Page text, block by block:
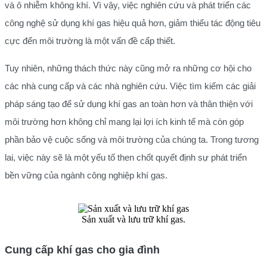
và ô nhiễm không khí. Vì vậy, việc nghiên cứu và phát triển các
công nghệ sử dụng khí gas hiệu quả hơn, giảm thiểu tác động tiêu
cực đến môi trường là một vấn đề cấp thiết.
Tuy nhiên, những thách thức này cũng mở ra những cơ hội cho
các nhà cung cấp và các nhà nghiên cứu. Việc tìm kiếm các giải
pháp sáng tạo để sử dụng khí gas an toàn hơn và thân thiện với
môi trường hơn không chỉ mang lại lợi ích kinh tế mà còn góp
phần bảo vệ cuộc sống và môi trường của chúng ta. Trong tương
lai, việc này sẽ là một yếu tố then chốt quyết định sự phát triển
bền vững của ngành công nghiệp khí gas.
Sản xuất và lưu trữ khí gas.
Cung cấp khí gas cho gia đình